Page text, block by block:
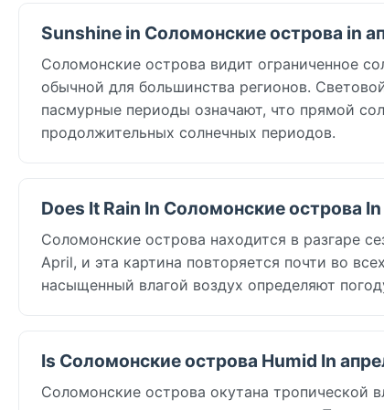
Sunshine in Соломонские острова in
Соломонские острова видит ограниченное
обычной для большинства регионов.
пасмурные периоды означают, что прямой
продолжительных солнечных периодов.
Does It Rain In Соломонские острова
Соломонские острова находится в разгаре
April, и эта картина повторяется почти во
насыщенный влагой воздух определяют
Is Соломонские острова Humid In
Соломонские острова окутана тропической